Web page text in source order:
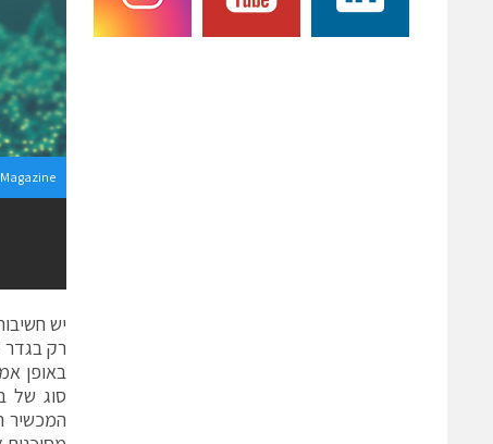
יש
באופן